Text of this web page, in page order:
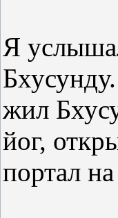
Я
жил
йог,
портал